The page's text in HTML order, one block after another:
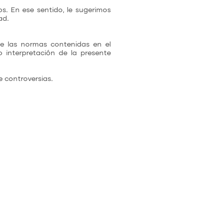
En ese sentido, le sugerimos
las normas contenidas en el
interpretación de la presente
controversias.